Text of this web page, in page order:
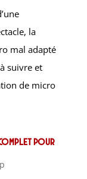
la
mal adapté
suivre et
de micro
pour